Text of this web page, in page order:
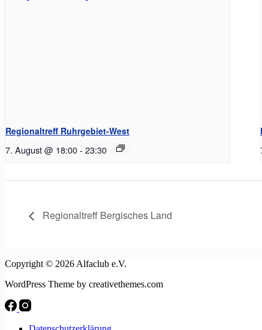
Regionaltreff Ruhrgebiet-West
7. August @ 18:00- 23:30
Regionaltreff Bergisches Land
Copyright © 2026 Alfaclub e.V.
WordPress Theme by creativethemes.com